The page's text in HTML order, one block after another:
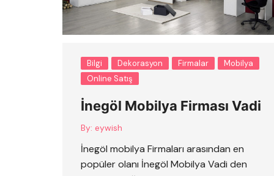
Bilgi Dekorasyon Firmalar
Mobilya
Online Satış
İnegöl Mobilya Firması Vadi
By: eywish
İnegöl mobilya Firmaları arasından en
popüler olanı İnegöl Mobilya Vadi den